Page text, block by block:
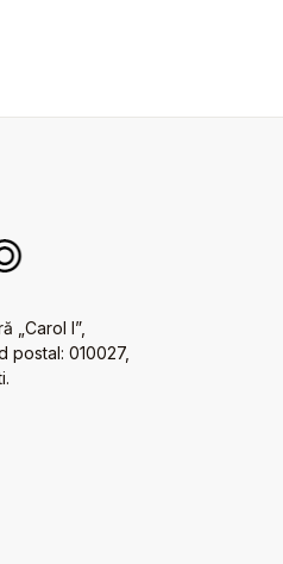
„Carol I”,
postal: 010027,